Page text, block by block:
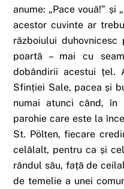
anume: „Pace vouă!” și
acestor cuvinte ar
războiului
poartă – mai cu
dobândirii acestui țel.
Sfinției Sale, pacea și
numai atunci când, în
parohie care este la
St. Pölten, fiecare
celălalt, pentru ca și
rândul său, față de
de temelie a unei